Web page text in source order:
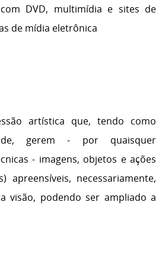
DVD, multimídia e sites de
de mídia eletrônica
artística que, tendo como
gerem - por quaisquer
- imagens, objetos e ações
apreensíveis, necessariamente,
visão, podendo ser ampliado a